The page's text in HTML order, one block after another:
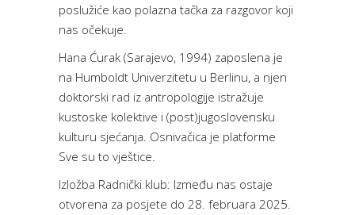
poslužiće kao polazna tačka za razgovor koji
nas očekuje.
Hana Ćurak (Sarajevo, 1994) zaposlena je
na Humboldt Univerzitetu u Berlinu, a njen
doktorski rad iz antropologije istražuje
kustoske kolektive i (post)jugoslovensku
kulturu sjećanja. Osnivačica je platforme
Sve su to vještice.
Izložba Radnički klub: Između nas ostaje
otvorena za posjete do 28. februara 2025.